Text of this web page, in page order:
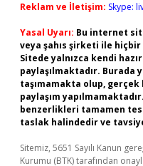
Reklam ve İletişim: Skype:
Yasal Uyarı: Bu internet
veya şahıs şirketi ile
Sitede yalnızca kendi
paylaşılmaktadır.
taşımamakta olup,
paylaşım
benzerlikleri tamamen
taslak halindedir ve
Sitemiz, 5651 Sayılı Kanun
Kurumu (BTK) tarafından